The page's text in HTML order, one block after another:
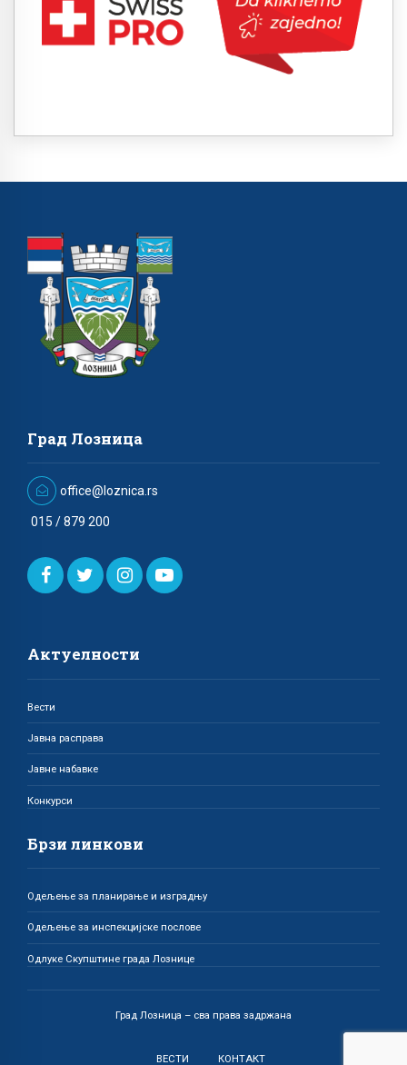
Град Лозница
office@loznica.rs
015 / 879 200
Актуелности
Вести
Јавна расправа
Јавне набавке
Конкурси
Брзи линкови
Одељење за планирање и изградњу
Одељење за инспекцијске послове
Одлуке Скупштине града Лознице
Град Лозница – сва права задржана
ВЕСТИ КОНТАКТ